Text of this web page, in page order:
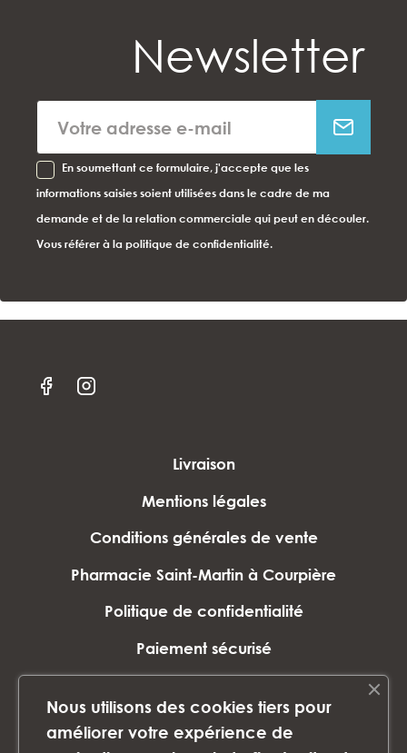
Newsletter
En soumettant ce formulaire, j'accepte que les
informations saisies soient utilisées dans le cadre de ma
demande et de la relation commerciale qui peut en découler.
Vous référer à la politique de confidentialité.
Livraison
Mentions légales
Conditions générales de vente
Pharmacie Saint-Martin à Courpière
Politique de confidentialité
Paiement sécurisé
Marques
Nous utilisons des cookies tiers pour
améliorer votre expérience de